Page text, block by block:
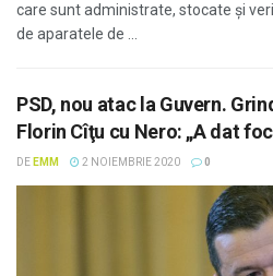
care sunt administrate, stocate și
de aparatele de ...
PSD, nou atac la Guvern.
Florin Cîţu cu Nero: „A dat
DE EMM 2 NOIEMBRIE 2020 0